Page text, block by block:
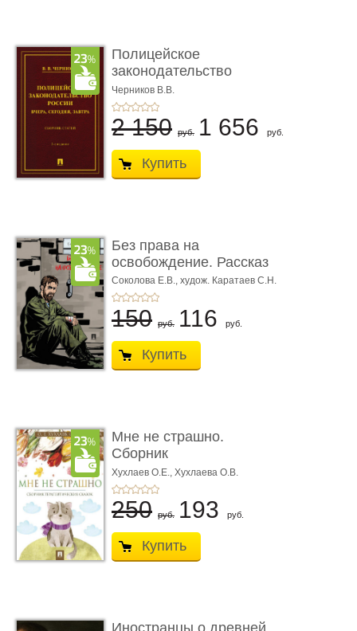
Полицейское
законодательство
России: вчера, с� ...
Черников В.В.
2 150 руб. 1 656 руб.
Купить
Без права на
освобождение. Рассказ
Соколова Е.В., худож. Каратаев С.Н.
150 руб. 116 руб.
Купить
Мне не страшно.
Сборник
терапевтических
сказо� ...
Хухлаев О.Е., Хухлаева О.В.
250 руб. 193 руб.
Купить
Иностранцы о древней